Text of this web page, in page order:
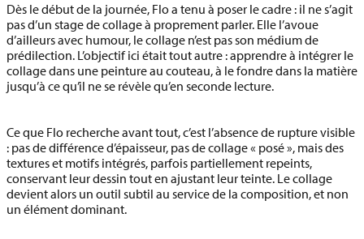
Dès le début de la journée, Flo a tenu à poser le cadre : il ne s’agit
pas d’un stage de collage à proprement parler. Elle l’avoue
d’ailleurs avec humour, le collage n’est pas son médium de
prédilection. L’objectif ici était tout autre : apprendre à intégrer le
collage dans une peinture au couteau, à le fondre dans la matière
jusqu’à ce qu’il ne se révèle qu’en seconde lecture.
Ce que Flo recherche avant tout, c’est l’absence de rupture visible
: pas de différence d’épaisseur, pas de collage « posé », mais des
textures et motifs intégrés, parfois partiellement repeints,
conservant leur dessin tout en ajustant leur teinte. Le collage
devient alors un outil subtil au service de la composition, et non
un élément dominant.